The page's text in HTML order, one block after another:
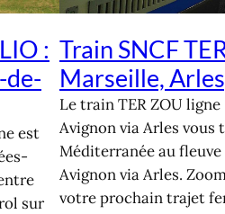
:
est
sur
Train SNCF
Marseille,
Le train TER ZOU
Avignon via Arles vous
Méditerranée au
Avignon via Arles.
votre prochain trajet